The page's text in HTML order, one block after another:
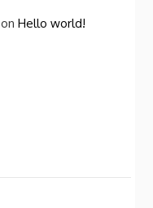
onHello world!